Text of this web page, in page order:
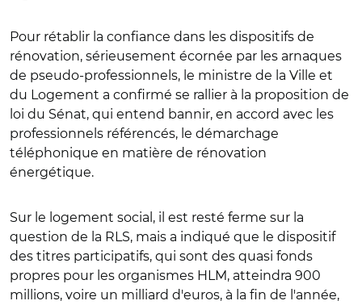
Pour rétablir la confiance dans les dispositifs de
rénovation, sérieusement écornée par les arnaques
de pseudo-professionnels, le ministre de la Ville et
du Logement a confirmé se rallier à la proposition de
loi du Sénat, qui entend bannir, en accord avec les
professionnels référencés, le démarchage
téléphonique en matière de rénovation
énergétique.
Sur le logement social, il est resté ferme sur la
question de la RLS, mais a indiqué que le dispositif
des titres participatifs, qui sont des quasi fonds
propres pour les organismes HLM, atteindra 900
millions, voire un milliard d'euros, à la fin de l'année,